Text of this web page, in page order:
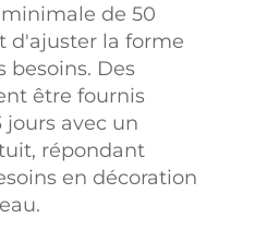
de 50
d'ajuster la forme
besoins. Des
être fournis
jours avec un
répondant
en décoration